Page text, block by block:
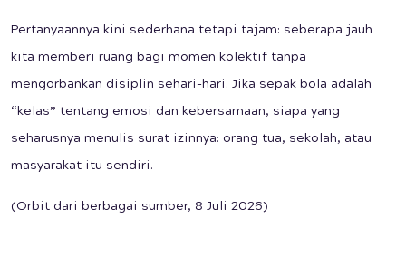
Pertanyaannya kini sederhana tetapi tajam: seberapa jauh
kita memberi ruang bagi momen kolektif tanpa
mengorbankan disiplin sehari-hari. Jika sepak bola adalah
“kelas” tentang emosi dan kebersamaan, siapa yang
seharusnya menulis surat izinnya: orang tua, sekolah, atau
masyarakat itu sendiri.
(Orbit dari berbagai sumber, 8 Juli 2026)